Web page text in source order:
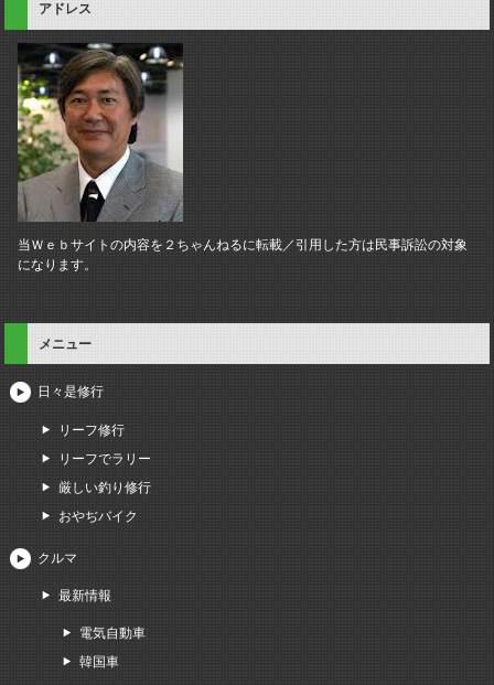
アドレス
当Ｗｅｂサイトの内容を２ちゃんねるに転載／引用した方は民事訴訟の対象
になります。
メニュー
日々是修行
リーフ修行
リーフでラリー
厳しい釣り修行
おやぢバイク
クルマ
最新情報
電気自動車
韓国車